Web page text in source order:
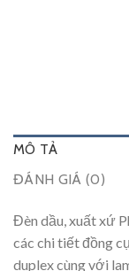
MÔ TẢ
ĐÁNH GIÁ (0)
Đèn dầu, xuất xứ
các chi tiết đồng
duplex cùng với